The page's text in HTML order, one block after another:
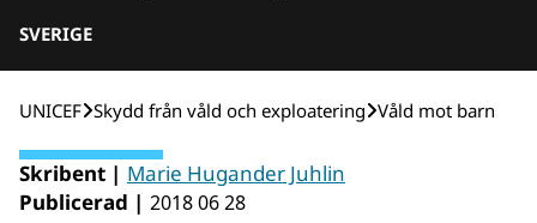
SVERIGE
UNICEF Skydd från våld och exploatering Våld mot barn
Skribent | Marie Hugander Juhlin
Publicerad | 2018 06 28